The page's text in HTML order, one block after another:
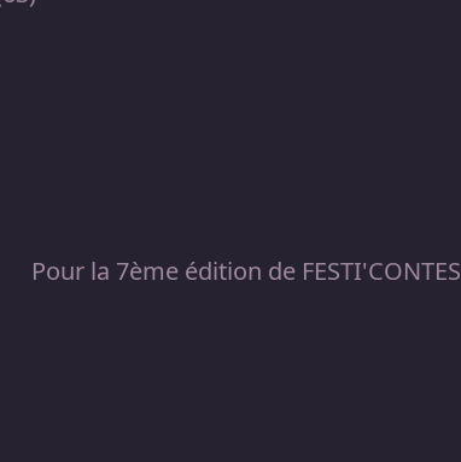
Pour la 7ème édition de FESTI'CONTES